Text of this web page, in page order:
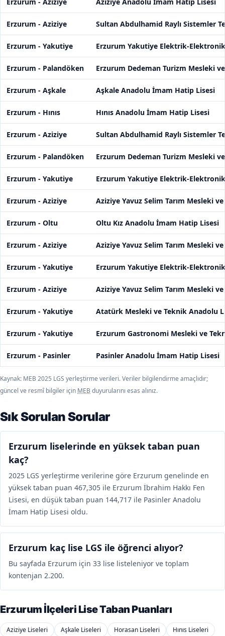
Erzurum - Aziziye Sultan Abdulhamid Raylı Sistemler
Erzurum - Yakutiye Erzurum Yakutiye Elektrik-
Erzurum - Palandöken Erzurum Dedeman Turizm Mesleki
Erzurum - Aşkale Aşkale Anadolu İmam Hatip Lisesi
Erzurum - Hınıs Hınıs Anadolu İmam Hatip Lisesi
Erzurum - Aziziye Sultan Abdulhamid Raylı Sistemler
Erzurum - Palandöken Erzurum Dedeman Turizm Mesleki
Erzurum - Yakutiye Erzurum Yakutiye Elektrik-
Erzurum - Aziziye Aziziye Yavuz Selim Tarım Mesleki
Erzurum - Oltu Oltu Kız Anadolu İmam Hatip Lisesi
Erzurum - Aziziye Aziziye Yavuz Selim Tarım Mesleki
Erzurum - Yakutiye Erzurum Yakutiye Elektrik-
Erzurum - Aziziye Aziziye Yavuz Selim Tarım Mesleki
Erzurum - Yakutiye Atatürk Mesleki ve Teknik Anadolu
Erzurum - Yakutiye Erzurum Gastronomi Mesleki ve
Erzurum - Pasinler Pasinler Anadolu İmam Hatip Lisesi
Kaynak: MEB 2025 LGS yerleştirme verileri. Veriler bilgilendirme amaçlıdır;
güncel ve resmî bilgiler için MEB duyurularını esas alınız.
Sık Sorulan Sorular
Erzurum liselerinde en yüksek taban puan
kaç?
2025 LGS yerleştirme verilerine göre Erzurum genelinde en
yüksek taban puan 467,305 ile Erzurum İbrahim Hakkı Fen
Lisesi, en düşük taban puan 144,717 ile Pasinler Anadolu
İmam Hatip Lisesi oldu.
Erzurum kaç lise LGS ile öğrenci alıyor?
Bu sayfada Erzurum için 33 lise listeleniyor ve toplam
kontenjan 2.200.
Erzurum İlçeleri Lise Taban Puanları
Aziziye Liseleri Aşkale Liseleri Horasan Liseleri
Hınıs Liseleri